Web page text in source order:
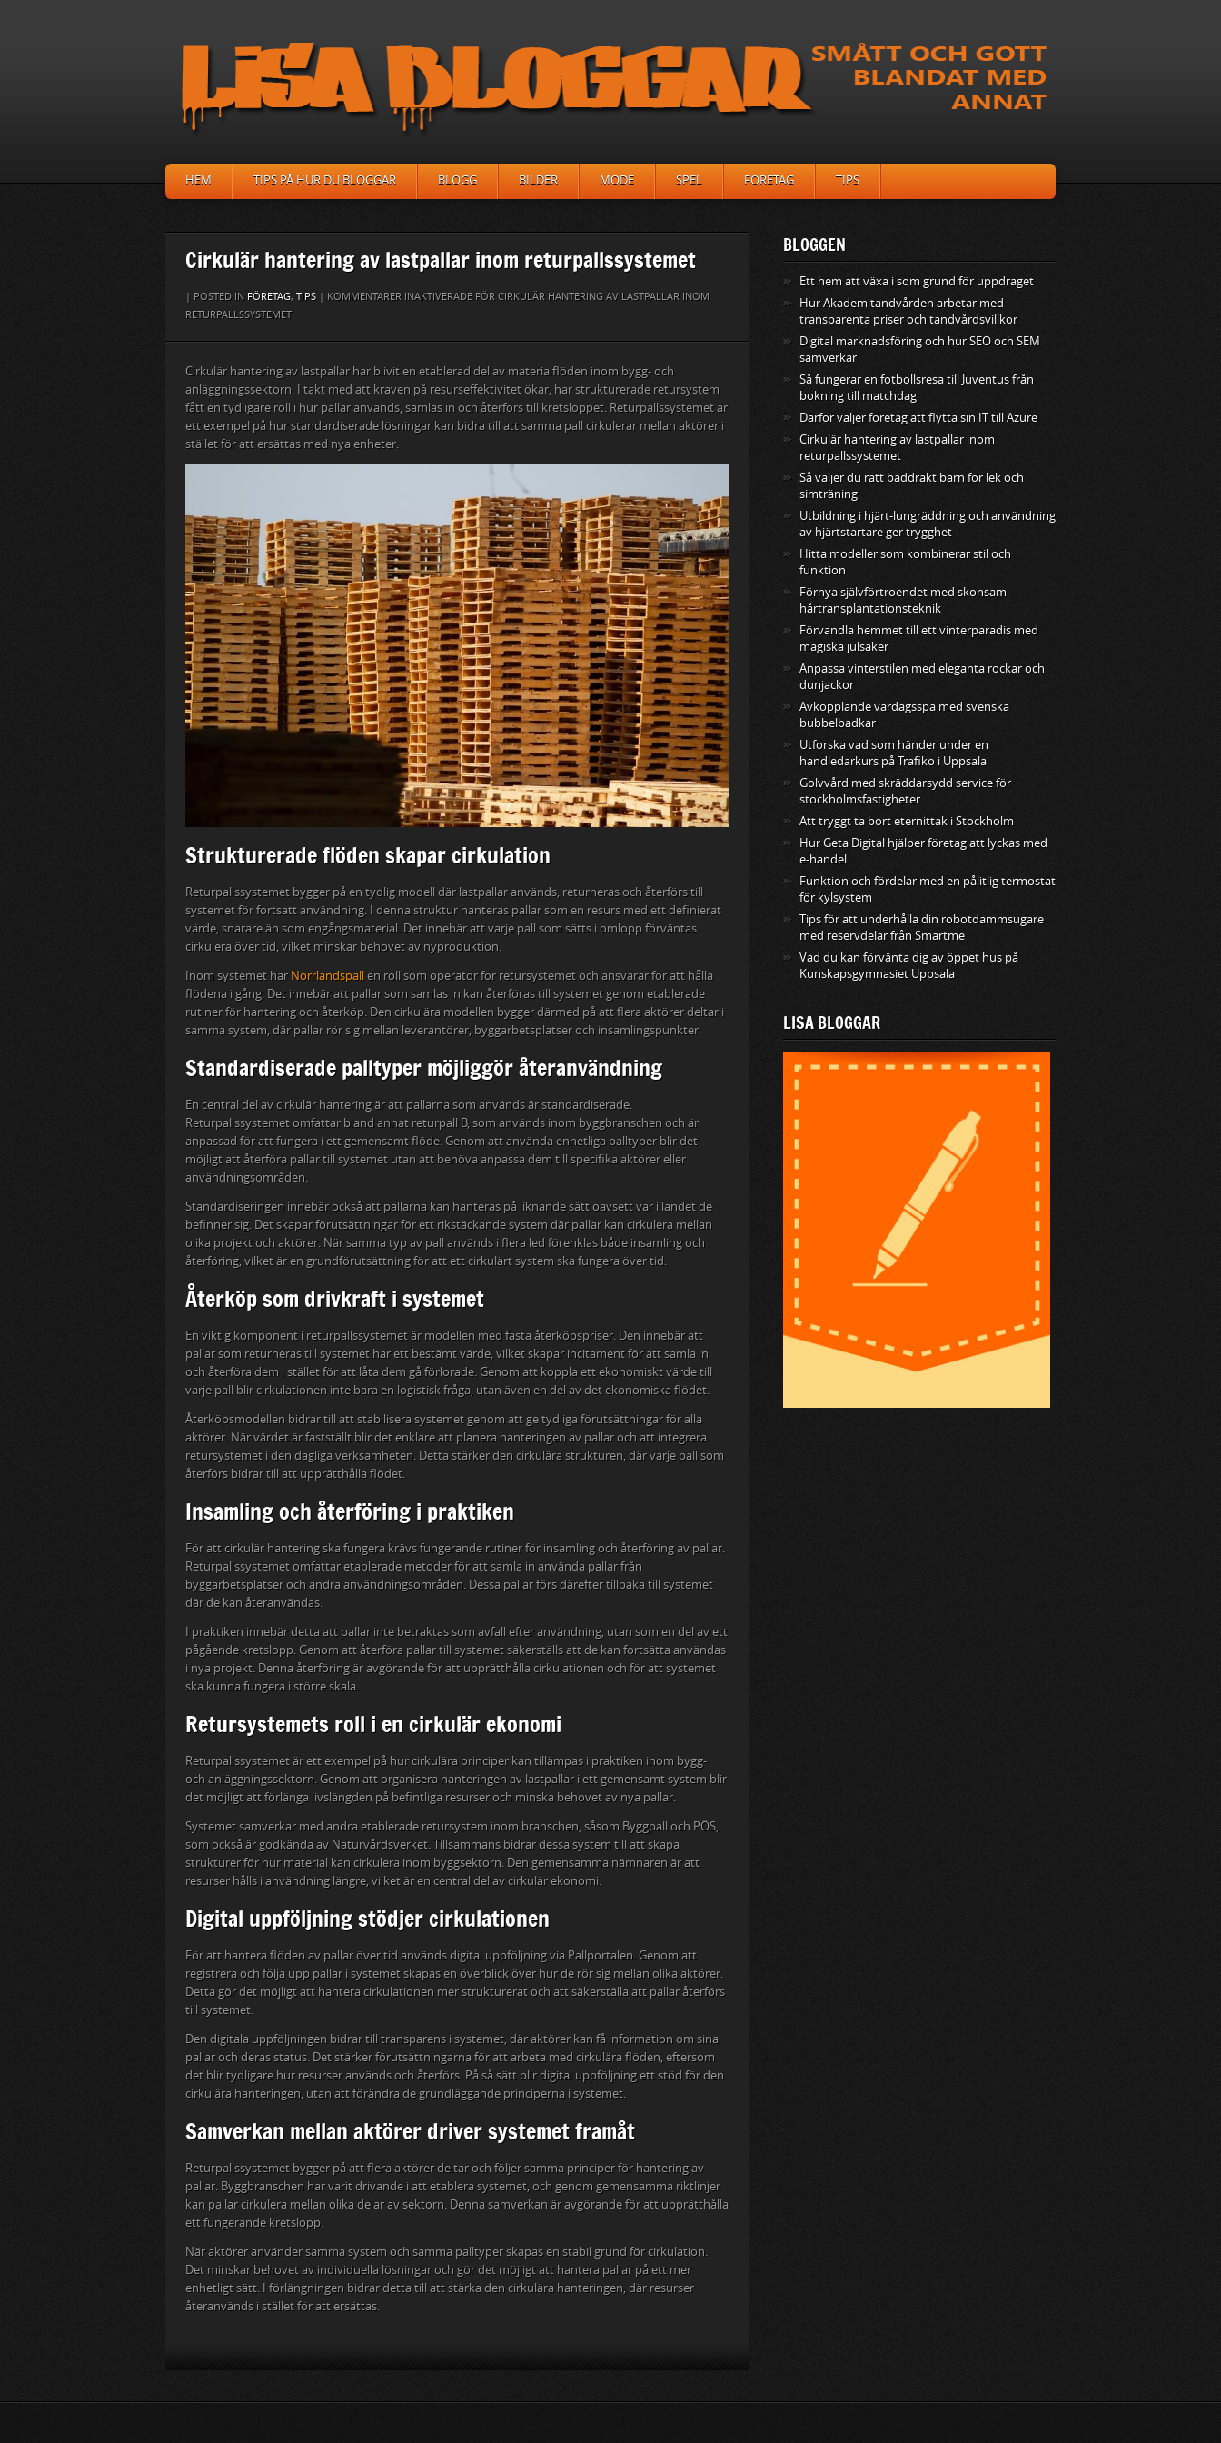
HEM TIPS PÅ HUR DU BLOGGAR BLOGG BILDER MODE SPEL FÖRETAG TIPS
Cirkulär hantering av lastpallar inom returpallssystemet
| POSTED IN FÖRETAG, TIPS | KOMMENTARER INAKTIVERADE FÖR CIRKULÄR HANTERING AV LASTPALLAR INOM
RETURPALLSSYSTEMET
Cirkulär hantering av lastpallar har blivit en etablerad del av materialflöden inom bygg- och
anläggningssektorn. I takt med att kraven på resurseffektivitet ökar, har strukturerade retursystem
fått en tydligare roll i hur pallar används, samlas in och återförs till kretsloppet. Returpallssystemet är
ett exempel på hur standardiserade lösningar kan bidra till att samma pall cirkulerar mellan aktörer i
stället för att ersättas med nya enheter.
Strukturerade flöden skapar cirkulation
Returpallssystemet bygger på en tydlig modell där lastpallar används, returneras och återförs till
systemet för fortsatt användning. I denna struktur hanteras pallar som en resurs med ett definierat
värde, snarare än som engångsmaterial. Det innebär att varje pall som sätts i omlopp förväntas
cirkulera över tid, vilket minskar behovet av nyproduktion.
Inom systemet har Norrlandspall en roll som operatör för retursystemet och ansvarar för att hålla
flödena i gång. Det innebär att pallar som samlas in kan återföras till systemet genom etablerade
rutiner för hantering och återköp. Den cirkulära modellen bygger därmed på att flera aktörer deltar i
samma system, där pallar rör sig mellan leverantörer, byggarbetsplatser och insamlingspunkter.
Standardiserade palltyper möjliggör återanvändning
En central del av cirkulär hantering är att pallarna som används är standardiserade.
Returpallssystemet omfattar bland annat returpall B, som används inom byggbranschen och är
anpassad för att fungera i ett gemensamt flöde. Genom att använda enhetliga palltyper blir det
möjligt att återföra pallar till systemet utan att behöva anpassa dem till specifika aktörer eller
användningsområden.
Standardiseringen innebär också att pallarna kan hanteras på liknande sätt oavsett var i landet de
befinner sig. Det skapar förutsättningar för ett rikstäckande system där pallar kan cirkulera mellan
olika projekt och aktörer. När samma typ av pall används i flera led förenklas både insamling och
återföring, vilket är en grundförutsättning för att ett cirkulärt system ska fungera över tid.
Återköp som drivkraft i systemet
En viktig komponent i returpallssystemet är modellen med fasta återköpspriser. Den innebär att
pallar som returneras till systemet har ett bestämt värde, vilket skapar incitament för att samla in
och återföra dem i stället för att låta dem gå förlorade. Genom att koppla ett ekonomiskt värde till
varje pall blir cirkulationen inte bara en logistisk fråga, utan även en del av det ekonomiska flödet.
Återköpsmodellen bidrar till att stabilisera systemet genom att ge tydliga förutsättningar för alla
aktörer. När värdet är fastställt blir det enklare att planera hanteringen av pallar och att integrera
retursystemet i den dagliga verksamheten. Detta stärker den cirkulära strukturen, där varje pall som
återförs bidrar till att upprätthålla flödet.
Insamling och återföring i praktiken
För att cirkulär hantering ska fungera krävs fungerande rutiner för insamling och återföring av pallar.
Returpallssystemet omfattar etablerade metoder för att samla in använda pallar från
byggarbetsplatser och andra användningsområden. Dessa pallar förs därefter tillbaka till systemet
där de kan återanvändas.
I praktiken innebär detta att pallar inte betraktas som avfall efter användning, utan som en del av ett
pågående kretslopp. Genom att återföra pallar till systemet säkerställs att de kan fortsätta användas
i nya projekt. Denna återföring är avgörande för att upprätthålla cirkulationen och för att systemet
ska kunna fungera i större skala.
Retursystemets roll i en cirkulär ekonomi
Returpallssystemet är ett exempel på hur cirkulära principer kan tillämpas i praktiken inom bygg-
och anläggningssektorn. Genom att organisera hanteringen av lastpallar i ett gemensamt system blir
det möjligt att förlänga livslängden på befintliga resurser och minska behovet av nya pallar.
Systemet samverkar med andra etablerade retursystem inom branschen, såsom Byggpall och PÖS,
som också är godkända av Naturvårdsverket. Tillsammans bidrar dessa system till att skapa
strukturer för hur material kan cirkulera inom byggsektorn. Den gemensamma nämnaren är att
resurser hålls i användning längre, vilket är en central del av cirkulär ekonomi.
Digital uppföljning stödjer cirkulationen
För att hantera flöden av pallar över tid används digital uppföljning via Pallportalen. Genom att
registrera och följa upp pallar i systemet skapas en överblick över hur de rör sig mellan olika aktörer.
Detta gör det möjligt att hantera cirkulationen mer strukturerat och att säkerställa att pallar återförs
till systemet.
Den digitala uppföljningen bidrar till transparens i systemet, där aktörer kan få information om sina
pallar och deras status. Det stärker förutsättningarna för att arbeta med cirkulära flöden, eftersom
det blir tydligare hur resurser används och återförs. På så sätt blir digital uppföljning ett stöd för den
cirkulära hanteringen, utan att förändra de grundläggande principerna i systemet.
Samverkan mellan aktörer driver systemet framåt
Returpallssystemet bygger på att flera aktörer deltar och följer samma principer för hantering av
pallar. Byggbranschen har varit drivande i att etablera systemet, och genom gemensamma riktlinjer
kan pallar cirkulera mellan olika delar av sektorn. Denna samverkan är avgörande för att upprätthålla
ett fungerande kretslopp.
När aktörer använder samma system och samma palltyper skapas en stabil grund för cirkulation.
Det minskar behovet av individuella lösningar och gör det möjligt att hantera pallar på ett mer
enhetligt sätt. I förlängningen bidrar detta till att stärka den cirkulära hanteringen, där resurser
återanvänds i stället för att ersättas.
BLOGGEN
Ett hem att växa i som grund för uppdraget
Hur Akademitandvården arbetar med
transparenta priser och tandvårdsvillkor
Digital marknadsföring och hur SEO och SEM
samverkar
Så fungerar en fotbollsresa till Juventus från
bokning till matchdag
Därför väljer företag att flytta sin IT till Azure
Cirkulär hantering av lastpallar inom
returpallssystemet
Så väljer du rätt baddräkt barn för lek och
simträning
Utbildning i hjärt-lungräddning och användning
av hjärtstartare ger trygghet
Hitta modeller som kombinerar stil och
funktion
Förnya självförtroendet med skonsam
hårtransplantationsteknik
Förvandla hemmet till ett vinterparadis med
magiska julsaker
Anpassa vinterstilen med eleganta rockar och
dunjackor
Avkopplande vardagsspa med svenska
bubbelbadkar
Utforska vad som händer under en
handledarkurs på Trafiko i Uppsala
Golvvård med skräddarsydd service för
stockholmsfastigheter
Att tryggt ta bort eternittak i Stockholm
Hur Geta Digital hjälper företag att lyckas med
e-handel
Funktion och fördelar med en pålitlig termostat
för kylsystem
Tips för att underhålla din robotdammsugare
med reservdelar från Smartme
Vad du kan förvänta dig av öppet hus på
Kunskapsgymnasiet Uppsala
LISA BLOGGAR